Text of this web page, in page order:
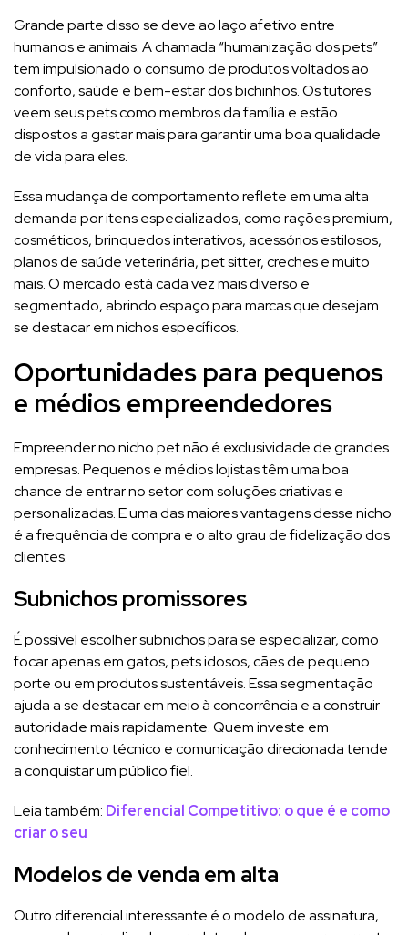
Grande parte disso se deve ao laço afetivo entre
humanos e animais. A chamada “humanização dos pets”
tem impulsionado o consumo de produtos voltados ao
conforto, saúde e bem-estar dos bichinhos. Os tutores
veem seus pets como membros da família e estão
dispostos a gastar mais para garantir uma boa qualidade
de vida para eles.
Essa mudança de comportamento reflete em uma alta
demanda por itens especializados, como rações premium,
cosméticos, brinquedos interativos, acessórios estilosos,
planos de saúde veterinária, pet sitter, creches e muito
mais. O mercado está cada vez mais diverso e
segmentado, abrindo espaço para marcas que desejam
se destacar em nichos específicos.
Oportunidades para pequenos
e médios empreendedores
Empreender no nicho pet não é exclusividade de grandes
empresas. Pequenos e médios lojistas têm uma boa
chance de entrar no setor com soluções criativas e
personalizadas. E uma das maiores vantagens desse nicho
é a frequência de compra e o alto grau de fidelização dos
clientes.
Subnichos promissores
É possível escolher subnichos para se especializar, como
focar apenas em gatos, pets idosos, cães de pequeno
porte ou em produtos sustentáveis. Essa segmentação
ajuda a se destacar em meio à concorrência e a construir
autoridade mais rapidamente. Quem investe em
conhecimento técnico e comunicação direcionada tende
a conquistar um público fiel.
Leia também: Diferencial Competitivo: o que é e como
criar o seu
Modelos de venda em alta
Outro diferencial interessante é o modelo de assinatura,